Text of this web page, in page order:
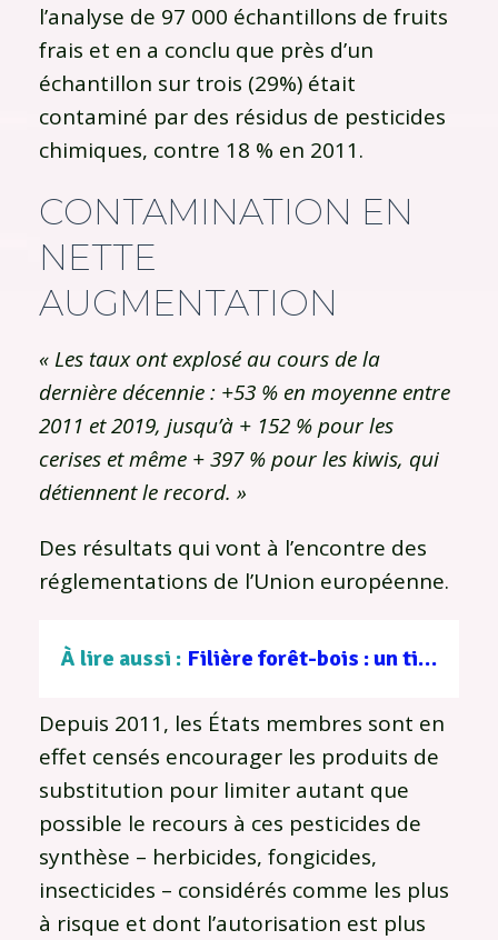
l’analyse de 97 000 échantillons de fruits
frais et en a conclu que près d’un
échantillon sur trois (29%) était
contaminé par des résidus de pesticides
chimiques, contre 18 % en 2011.
CONTAMINATION EN
NETTE
AUGMENTATION
« Les taux ont explosé au cours de la
dernière décennie : +53 % en moyenne entre
2011 et 2019, jusqu’à + 152 % pour les
cerises et même + 397 % pour les kiwis, qui
détiennent le record. »
Des résultats qui vont à l’encontre des
réglementations de l’Union européenne.
À lire aussi : Filière forêt-bois : un tissu d’entreprises au service d’une gestion durable
Depuis 2011, les États membres sont en
effet censés encourager les produits de
substitution pour limiter autant que
possible le recours à ces pesticides de
synthèse – herbicides, fongicides,
insecticides – considérés comme les plus
à risque et dont l’autorisation est plus